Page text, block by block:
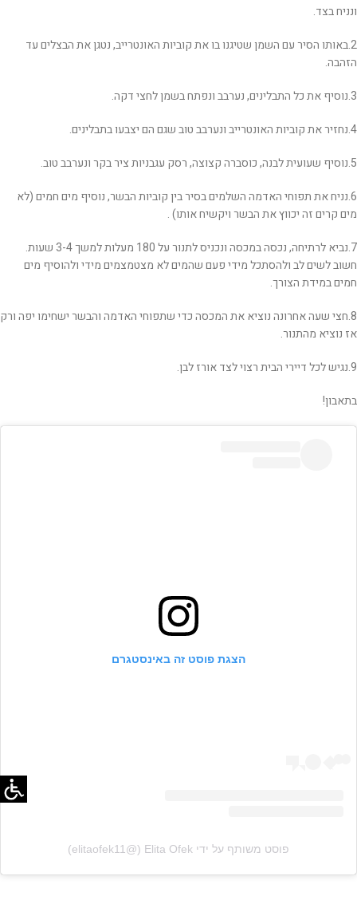
ונניח בצד.
2.באותו הסיר עם השמן שטיגנו בו את קוביות האונטרייב, נטגן את הבצלים עד
הזהבה.
3.נוסיף את כל התבלינים, נערבב ונפתח בשמן לחצי דקה.
4.נחזיר את קוביות האונטרייב ונערבב טוב שגם הם יצבעו בתבלינים.
5.נוסיף שעועית לבנה, כוסברה קצוצה, רסק עגבניות ציר בקר ונערבב טוב.
6.נניח את תפוחי האדמה השלמים בסיר בין קוביות הבשר, נוסיף מים חמים (לא
מים קרים זה יכווץ את הבשר ויקשיח אותו) .
7.נביא לרתיחה, נכסה במכסה ונכניס לתנור על 180 מעלות למשך 3-4 שעות.
חשוב לשים לב ולהסתכל מידי פעם שהמים לא מצטמצמים מידי ולהוסיף מים
חמים במידת הצורך.
8.חצי שעה אחרונה נוציא את המכסה כדי שתפוחי האדמה והבשר ישחימו יפה ורק
אז נוציא מהתנור.
9.נגיש לכל דיירי הבית רצוי לצד אורז לבן.
בתאבון!
הצגת פוסט זה באינסטגרם
פוסט משותף על ידי ‏‎Elita Ofek‎‏ (@‏‎elitaofek11‎‏)